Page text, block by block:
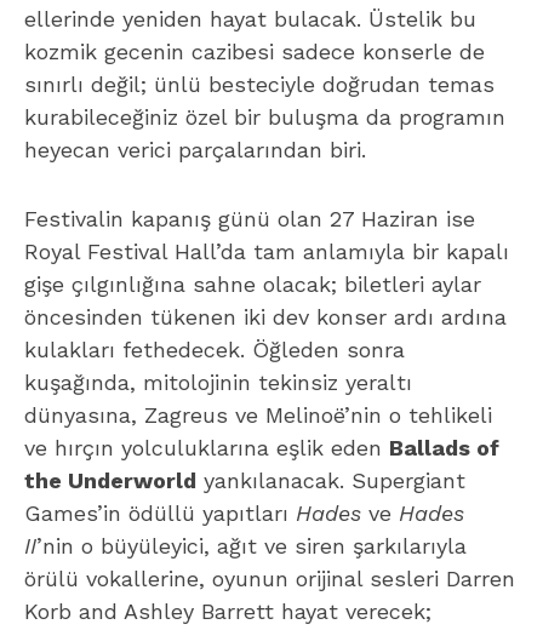
ellerinde yeniden hayat bulacak. Üstelik bu
kozmik gecenin cazibesi sadece konserle de
sınırlı değil; ünlü besteciyle doğrudan temas
kurabileceğiniz özel bir buluşma da programın
heyecan verici parçalarından biri.
Festivalin kapanış günü olan 27 Haziran ise
Royal Festival Hall’da tam anlamıyla bir kapalı
gişe çılgınlığına sahne olacak; biletleri aylar
öncesinden tükenen iki dev konser ardı ardına
kulakları fethedecek. Öğleden sonra
kuşağında, mitolojinin tekinsiz yeraltı
dünyasına, Zagreus ve Melinoë’nin o tehlikeli
ve hırçın yolculuklarına eşlik eden Ballads of
the Underworld yankılanacak. Supergiant
Games’in ödüllü yapıtları Hades ve Hades
II’nin o büyüleyici, ağıt ve siren şarkılarıyla
örülü vokallerine, oyunun orijinal sesleri Darren
Korb and Ashley Barrett hayat verecek;